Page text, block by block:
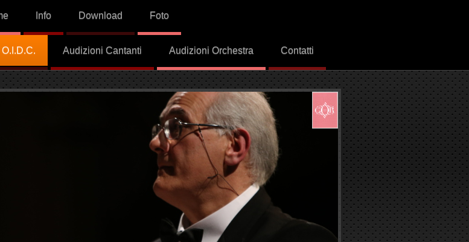
Info Download Foto
Audizioni Cantanti Audizioni Orchestra Contatti